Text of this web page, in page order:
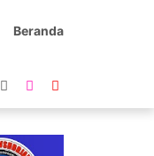
Beranda